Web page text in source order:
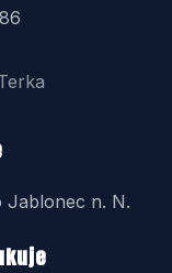
Jablonec n. N.